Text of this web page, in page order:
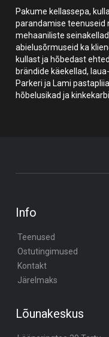
Pakume kellassepa,
parandamise teenuseid
mehaaniliste
abielusõrmuseid ka
kullast ja hõbedast
brändide käekellad,
Parkeri ja Lami
hõbelusikad ja
Info
Teenused
Ostutingimused
Kontakt
Järelmaks
Lõunakeskus